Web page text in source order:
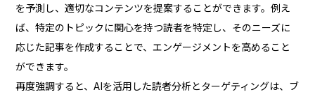
を予測し、適切なコンテンツを提案することができます。例え
ば、特定のトピックに関心を持つ読者を特定し、そのニーズに
応じた記事を作成することで、エンゲージメントを高めること
ができます。
再度強調すると、AIを活用した読者分析とターゲティングは、ブ